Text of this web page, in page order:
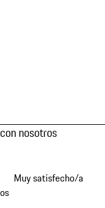
nosotros
Muy satisfecho/a